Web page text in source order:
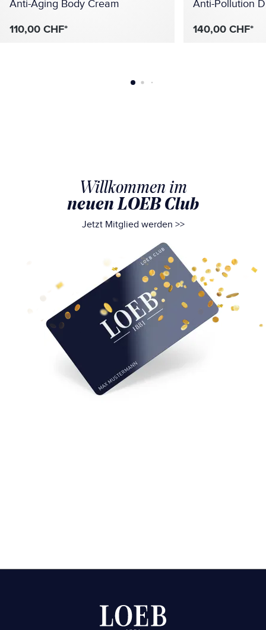
Anti-Aging Body Cream
110,00 CHF*
Anti-Pollution
140,00 CHF*
Willkommen im
neuen LOEB Club
Jetzt Mitglied werden >>